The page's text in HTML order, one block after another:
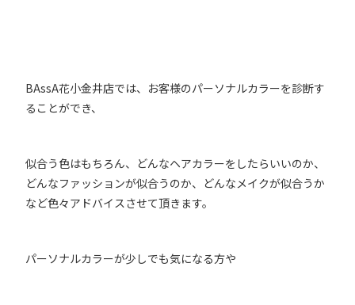
BAssA花小金井店では、お客様のパーソナルカラーを診断す
ることができ、
似合う色はもちろん、どんなヘアカラーをしたらいいのか、
どんなファッションが似合うのか、どんなメイクが似合うか
など色々アドバイスさせて頂きます。
パーソナルカラーが少しでも気になる方や